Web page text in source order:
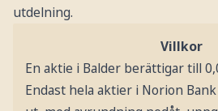
utdelning.
Villkor
En aktie i Balder berättigar till
Endast hela aktier i Norion